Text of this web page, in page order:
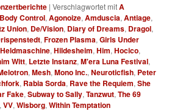
|Verschlagwortet mitA
Control,Agonoize,Amduscia,Antiage,
Union, De/Vision, Diary of Dreams, Dragol,
,Frozen Plasma,Girls Under
Heldmaschine,Hildesheim,Him,Hocico,
Witt, Letzte Instanz,M'era Luna Festival,
,Mesh,Mono Inc.,Neuroticfish, Peter
, Rabia Sorda, Rave the Requiem,She
Fake,Subway to Sally,Tanzwut,The 69
,VV,Wisborg,Within Temptation